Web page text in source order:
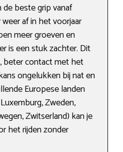
beste grip vanaf
af in het voorjaar
meer groeven en
is een stuk zachter. Dit
beter contact met het
ongelukken bij nat en
Europese landen
Zweden,
Zwitserland) kan je
het rijden zonder